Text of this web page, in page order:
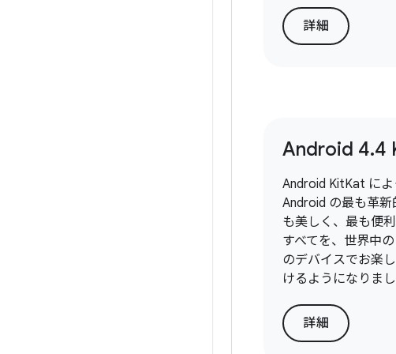
詳細
Android 4.4
Android KitKat によ
Android の最も革新
も美しく、最も便
すべてを、世界中
のデバイスでお楽
けるようになりまし
詳細